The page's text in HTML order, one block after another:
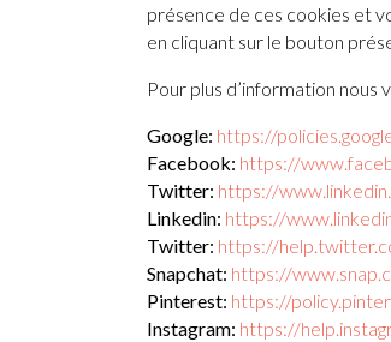
présence de ces cookies et
en cliquant sur le bouton
Pour plus d’information nous
Google: https://
Facebook: https://
Twitter: https://
Linkedin: https://
Twitter: https://
Snapchat: https://
Pinterest: https://
Instagram: https://